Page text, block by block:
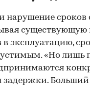
нарушение сроков
существующую
эксплуатацию,
«Но лишь
Больший